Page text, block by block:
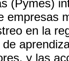
(Pymes)
empresas
en la
y las